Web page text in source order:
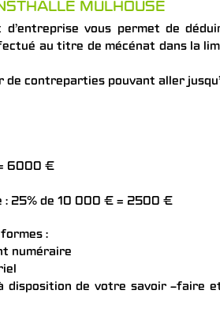
MULHOUSE
vous permet de
au titre de mécénat dans la
contreparties pouvant aller
6000 €
25% de 10 000 € = 2500 €
:
numéraire
disposition de votre savoir –faire